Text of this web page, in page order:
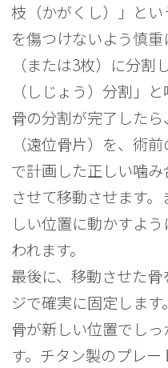
枝（かがくし）」と
を傷つけないよう慎
（または3枚）に分
（しじょう）分割」と
骨の分割が完了した
（遠位骨片）を、術
で計画した正しい噛
させて移動させます
しい位置に動かすよ
われます。
最後に、移動させた
ジで確実に固定しま
骨が新しい位置でし
す。チタン製のプレ